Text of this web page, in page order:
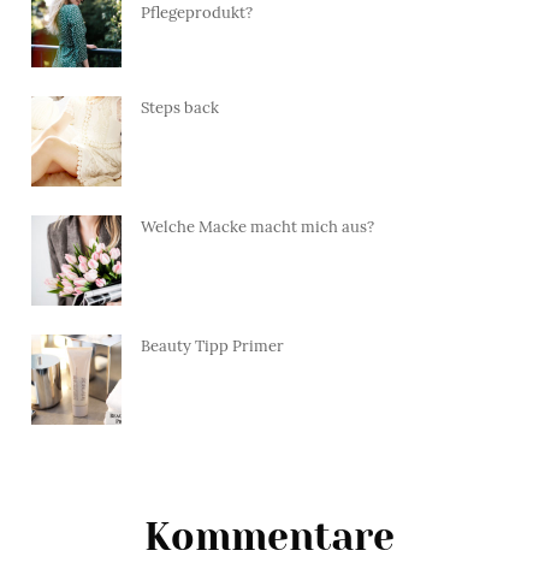
Pflegeprodukt?
Steps back
Welche Macke macht mich aus?
Beauty Tipp Primer
Kommentare